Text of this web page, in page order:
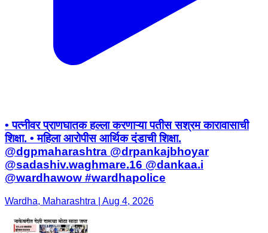
• पत्नीवर प्राणघातक हल्ला करणाऱ्या पतीस सश्रम कारावासाची
शिक्षा. • महिला आरोपीस आर्थिक दंडाची शिक्षा.
@dgpmaharashtra @drpankajbhoyar
@sadashiv.waghmare.16 @dankaa.i
@wardhawow #wardhapolice
Wardha, Maharashtra | Aug 4, 2026